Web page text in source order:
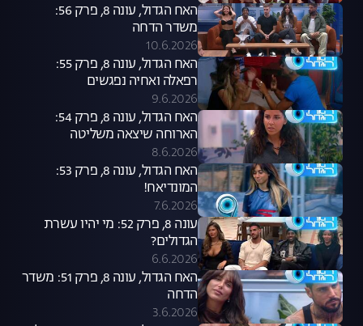
האח הגדול, עונה 8, פרק 56:
משדר הדחה
10.6.2026
האח הגדול, עונה 8, פרק 55:
רפאלה ואחיה נפגשים
9.6.2026
האח הגדול, עונה 8, פרק 54:
הארוחה שיצאה משליטה
8.6.2026
האח הגדול, עונה 8, פרק 53:
המונדיאח!
7.6.2026
עונה 8, פרק 52: מי יהיו עשרת
הגדולים?
6.6.2026
האח הגדול, עונה 8, פרק 51: משדר
הדחה
3.6.2026